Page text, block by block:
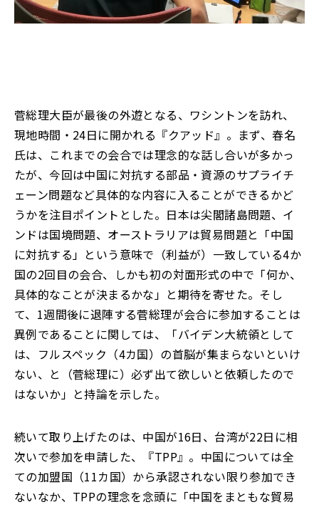
菅総理大臣が最後の外遊となる、ワシントンを訪れ、
現地時間・24日に開かれる『クアッド』。まず、春名
氏は、これまでの会合では理念的な話し合いが多かっ
たが、今回は中国に対抗する部品・資源のサプライチ
ェーン問題など具体的な内容に入ることができるかど
うかを注目ポイントとした。日本は尖閣諸島問題、イ
ンドは国境問題、オーストラリアは貿易問題と「中国
に対抗する」という意味で（利益が）一致している4か
国の2回目の会合、しかも初の対面形式の中で「何か、
具体的なことが決まるかな」と期待を寄せた。そし
て、1週間後に退陣する菅総理が会合に参加することは
異例であることに関しては、「バイデン大統領として
は、フルスペック（4カ国）の首脳が集まらないといけ
ない、と（菅総理に）必ず出て欲しいと依頼したので
はないか」と持論を示した。
続いて取り上げたのは、中国が16日、台湾が22日に相
次いで参加を申請した、『TPP』。中国については全
ての加盟国（11カ国）から承認されない限り参加でき
ないなか、TPPの理念を念頭に「中国をまともな貿易